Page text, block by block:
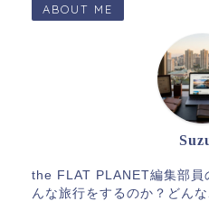
ABOUT ME
the FLAT PLANET編集部員
んな旅行をするのか？どん